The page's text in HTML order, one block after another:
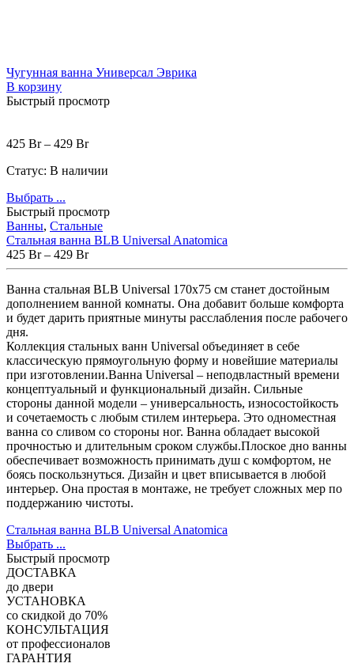
Чугунная ванна Универсал Эврика
В корзину
Быстрый просмотр
425 Br– 429 Br
Статус: В наличии
Выбрать ...
Быстрый просмотр
Ванны, Стальные
Стальная ванна BLB Universal Anatomica
425 Br– 429 Br
Ванна стальная BLB Universal 170х75 см станет достойным
дополнением ванной комнаты. Она добавит больше комфорта
и будет дарить приятные минуты расслабления после рабочего
дня.
Коллекция стальных ванн Universal объединяет в себе
классическую прямоугольную форму и новейшие материалы
при изготовлении.Ванна Universal – неподвластный времени
концептуальный и функциональный дизайн. Сильные
стороны данной модели – универсальность, износостойкость
и сочетаемость с любым стилем интерьера. Это одноместная
ванна со сливом со стороны ног. Ванна обладает высокой
прочностью и длительным сроком службы.Плоское дно ванны
обеспечивает возможность принимать душ с комфортом, не
боясь поскользнуться. Дизайн и цвет вписывается в любой
интерьер. Она простая в монтаже, не требует сложных мер по
поддержанию чистоты.
Стальная ванна BLB Universal Anatomica
Выбрать ...
Быстрый просмотр
ДОСТАВКА
до двери
УСТАНОВКА
со скидкой до 70%
КОНСУЛЬТАЦИЯ
от профессионалов
ГАРАНТИЯ